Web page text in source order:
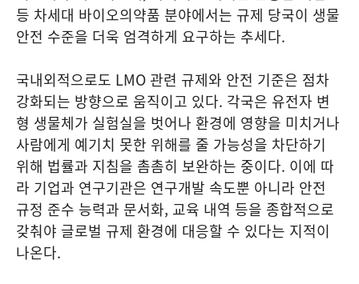
등 차세대 바이오의약품 분야에서는 규제 당국이 생물
안전 수준을 더욱 엄격하게 요구하는 추세다.
국내외적으로도 LMO 관련 규제와 안전 기준은 점차
강화되는 방향으로 움직이고 있다. 각국은 유전자 변
형 생물체가 실험실을 벗어나 환경에 영향을 미치거나
사람에게 예기치 못한 위해를 줄 가능성을 차단하기
위해 법률과 지침을 촘촘히 보완하는 중이다. 이에 따
라 기업과 연구기관은 연구개발 속도뿐 아니라 안전
규정 준수 능력과 문서화, 교육 내역 등을 종합적으로
갖춰야 글로벌 규제 환경에 대응할 수 있다는 지적이
나온다.